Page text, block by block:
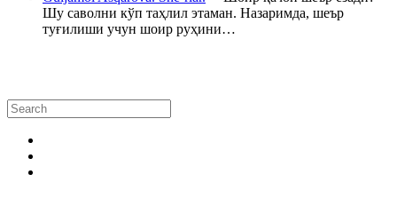
Шу саволни кўп таҳлил этаман. Назаримда, шеър
туғилиши учун шоир руҳини…